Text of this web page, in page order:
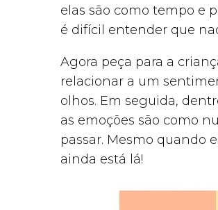
elas são como tempo e
é difícil entender que
Agora peça para a
relacionar a um
olhos. Em seguida,
as emoções são como
passar. Mesmo quando
ainda está lá!